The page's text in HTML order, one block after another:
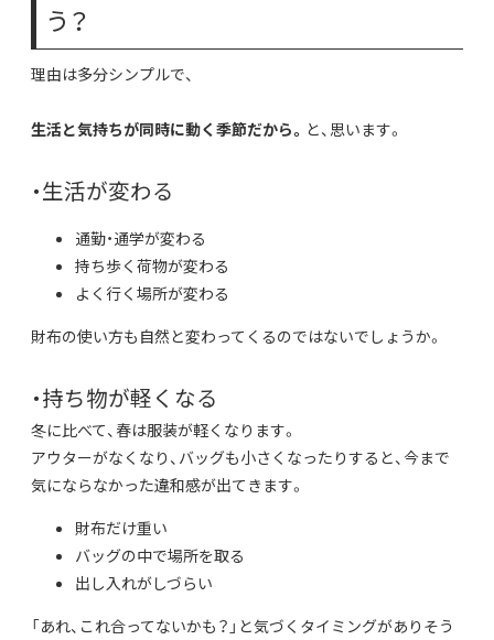
う？
理由は多分シンプルで、
生活と気持ちが同時に動く季節だから。 と、思います。
・生活が変わる
通勤・通学が変わる
持ち歩く荷物が変わる
よく行く場所が変わる
財布の使い方も自然と変わってくるのではないでしょうか。
・持ち物が軽くなる
冬に比べて、春は服装が軽くなります。
アウターがなくなり、バッグも小さくなったりすると、今まで
気にならなかった違和感が出てきます。
財布だけ重い
バッグの中で場所を取る
出し入れがしづらい
「あれ、これ合ってないかも？」と気づくタイミングがありそう